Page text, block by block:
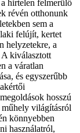
hirtelen felmerülő
révén otthonunk
sem a
felújít, kertet
helyzetekre, a
kiválasztott
a váratlan
és egyszerűbb
hosszú
világításról
könnyebben
használatról,